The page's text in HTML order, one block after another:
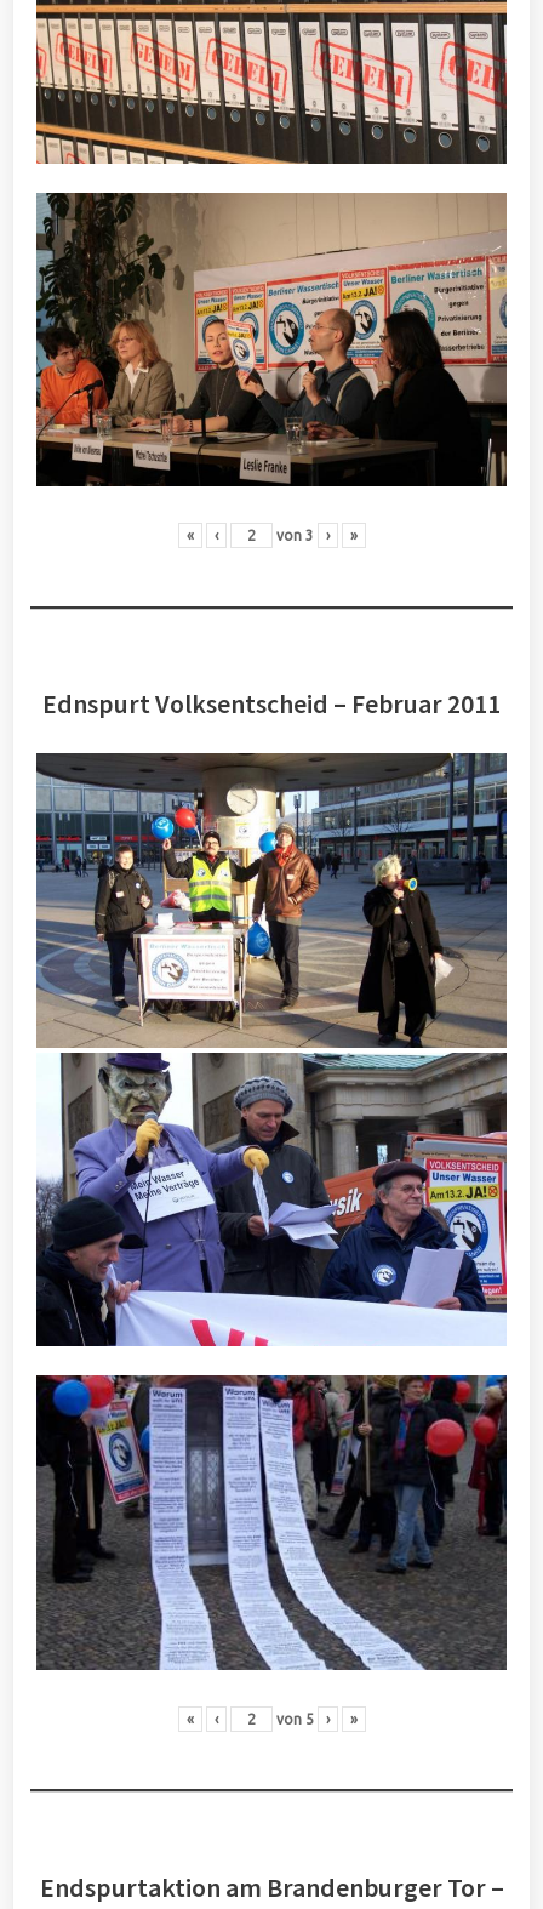
« ‹ von 3 › »
Ednspurt Volksentscheid – Februar 2011
« ‹ von 5 › »
Endspurtaktion am Brandenburger Tor –